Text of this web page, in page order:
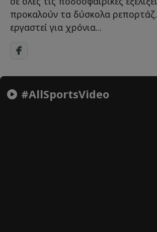
προκαλούν τα δύσκολα
εργαστεί για χρόνια...
#AllSportsVideo